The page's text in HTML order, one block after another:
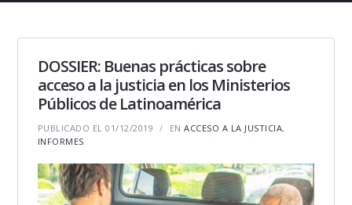
DOSSIER: Buenas prácticas sobre
acceso a la justicia en los Ministerios
Públicos de Latinoamérica
PUBLICADO EL 01/12/2019 ENACCESO A LA JUSTICIA,
INFORMES